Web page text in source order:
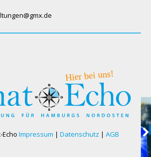
Impressum | Datenschutz | AGB